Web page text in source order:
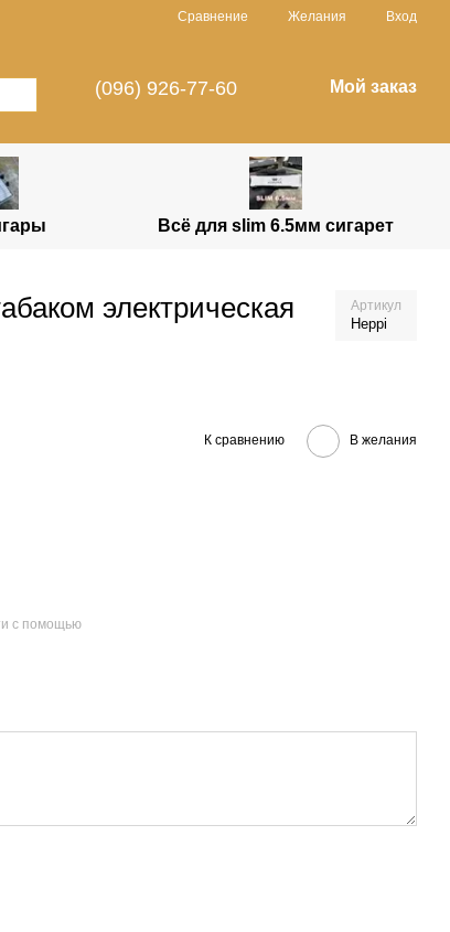
Сравнение Желания Вход
(096) 926-77-60 Мой заказ
Всё для slim 6.5мм сигарет
электрическая
Артикул
Heppi
К сравнению В желания
с помощью